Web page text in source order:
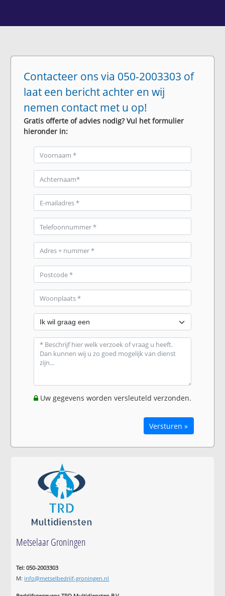
Contacteer ons via 050-2003303 of
laat een bericht achter en wij
nemen contact met u op!
Gratis offerte of advies nodig? Vul het formulier
hieronder in:
Uw gegevens worden versleuteld verzonden.
Versturen »
Metselaar Groningen
Tel: 050-2003303
M: info@metselbedrijf-groningen.nl